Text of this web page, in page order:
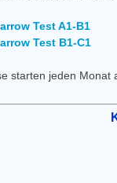
Test A1-B1
Test B1-C1
starten jeden Monat